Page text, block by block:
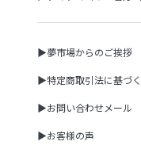
▶夢市場からのご挨拶
▶特定商取引法に基づ
▶お問い合わせメール
▶お客様の声